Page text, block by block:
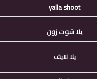
yalla shoot
يلا شوت زون
يلا لايف